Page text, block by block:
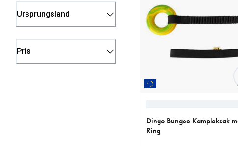
Ursprungsland
Pris
Dingo Bungee Kampleksak
Ring